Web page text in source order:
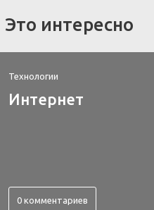
Это интересно
Технологии
Интернет
0 комментариев